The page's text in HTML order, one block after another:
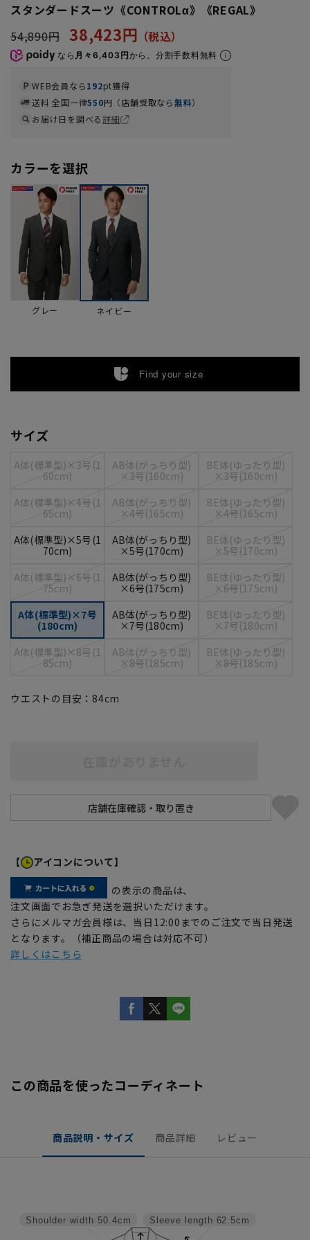
スタンダードスーツ《CONTROLα》《REGAL》
54,890円 38,423円
なら 月々6,403円から。分割手数料無料
WEB会員なら192pt獲得
送料 全国一律550円（店舗受取なら無料）
お届け日を調べる詳細
カラーを選択
グレー ネイビー
Find your size
サイズ
A体(標準型)×3号(1
60cm)
AB体(がっちり型)
×3号(160cm)
BE体(ゆったり型)
×3号(160cm)
A体(標準型)×4号(1
65cm)
AB体(がっちり型)
×4号(165cm)
BE体(ゆったり型)
×4号(165cm)
A体(標準型)×5号(1
70cm)
AB体(がっちり型)
×5号(170cm)
BE体(ゆったり型)
×5号(170cm)
A体(標準型)×6号(1
75cm)
AB体(がっちり型)
×6号(175cm)
BE体(ゆったり型)
×6号(175cm)
A体(標準型)×7号
(180cm)
AB体(がっちり型)
×7号(180cm)
BE体(ゆったり型)
×7号(180cm)
A体(標準型)×8号(1
85cm)
AB体(がっちり型)
×8号(185cm)
BE体(ゆったり型)
×8号(185cm)
ウエストの目安： 84cm
【 アイコンについて】
の表示の商品は、
注文画面でお急ぎ発送を選択いただけます。
さらにメルマガ会員様は、当日12:00までのご注文で当日発送
となります。（補正商品の場合は対応不可）
詳しくはこちら
この商品を使ったコーディネート
商品説明・サイズ 商品詳細 レビュー
Sleeve length 62.5cm
Shoulder width 50.4cm